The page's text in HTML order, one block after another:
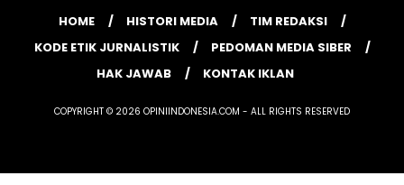
HOME HISTORI MEDIA
TIM REDAKSI
KODE ETIK JURNALISTIK
PEDOMAN MEDIA SIBER
HAK JAWAB
KONTAK IKLAN
COPYRIGHT © 2026 OPINIINDONESIA.COM - ALL RIGHTS RESERVED